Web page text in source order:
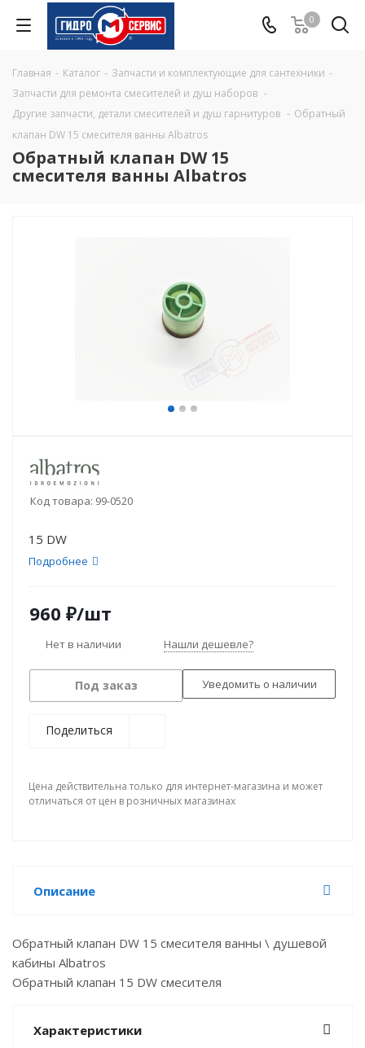
0
Главная - Каталог - Запчасти и комплектующие для сантехники -
Запчасти для ремонта смесителей и душ наборов -
Другие запчасти, детали смесителей и душ гарнитуров - Обратный
клапан DW 15 смесителя ванны Albatros
Обратный клапан DW 15
смесителя ванны Albatros
Код товара: 99-0520
15 DW
Подробнее
960 ₽/шт
Нет в наличии Нашли дешевле?
Под заказ Уведомить о наличии
Поделиться
Цена действительна только для интернет-магазина и может
отличаться от цен в розничных магазинах
Описание
Обратный клапан DW 15 смесителя ванны \ душевой
кабины Albatros
Обратный клапан 15 DW смесителя
Характеристики